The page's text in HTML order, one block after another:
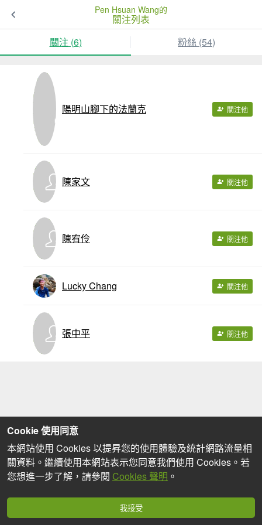
Pen Hsuan Wang的
關注列表
關注 (6) 粉絲 (54)
陽明山腳下的法蘭克 關注他
陳家文 關注他
陳宥伶 關注他
Lucky Chang 關注他
張中平 關注他
Cookie 使用同意
本網站使用 Cookies 以提昇您的使用體驗及統計網路流量相
關資料。繼續使用本網站表示您同意我們使用 Cookies。若
您想進一步了解，請參閱 Cookies 聲明 。
我接受